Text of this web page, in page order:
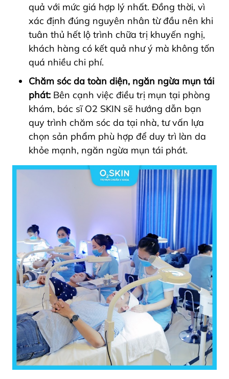
quả với mức giá hợp lý nhất. Đồng thời, vì
xác định đúng nguyên nhân từ đầu nên khi
tuân thủ hết lộ trình chữa trị khuyến nghị,
khách hàng có kết quả như ý mà không tốn
quá nhiều chi phí.
Chăm sóc da toàn diện, ngăn ngừa mụn tái
phát: Bên cạnh việc điều trị mụn tại phòng
khám, bác sĩ O2 SKIN sẽ hướng dẫn bạn
quy trình chăm sóc da tại nhà, tư vấn lựa
chọn sản phẩm phù hợp để duy trì làn da
khỏe mạnh, ngăn ngừa mụn tái phát.